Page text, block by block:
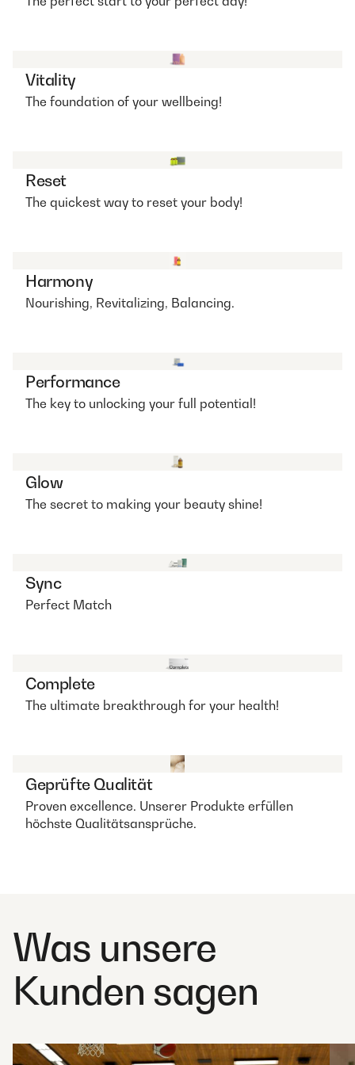
Vitality
The foundation of your wellbeing!
Reset
The quickest way to reset your body!
Harmony
Nourishing, Revitalizing, Balancing.
Performance
The key to unlocking your full potential!
Glow
The secret to making your beauty shine!
Sync
Perfect Match
Complete
The ultimate breakthrough for your health!
Geprüfte Qualität
Proven excellence. Unserer Produkte erfüllen
höchste Qualitätsansprüche.
Was unsere
Kunden sagen